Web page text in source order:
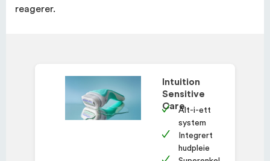
reagerer.
Intuition
Sensitive
CareAlt-i-ett
system
Integrert
hudpleie